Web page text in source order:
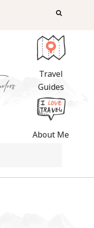
Travel
Guides
About Me